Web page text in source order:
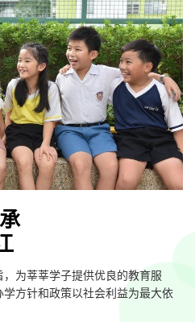
为莘莘学子提供优良的教育服
方针和政策以社会利益为最大依